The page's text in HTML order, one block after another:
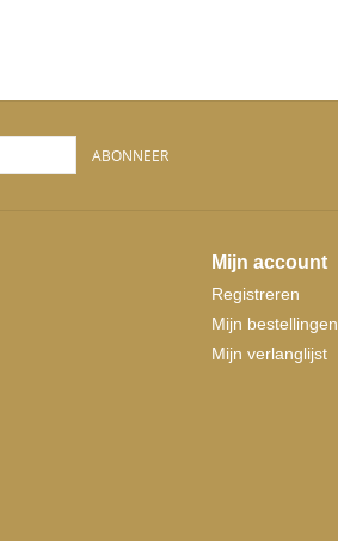
ABONNEER
Mijn account
Registreren
Mijn bestellingen
Mijn verlanglijst